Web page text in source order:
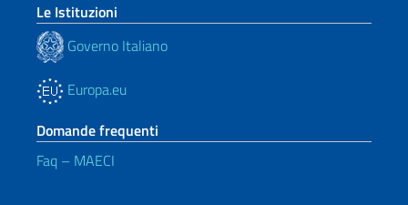
Le Istituzioni
Governo Italiano
Europa.eu
Domande frequenti
Faq – MAECI